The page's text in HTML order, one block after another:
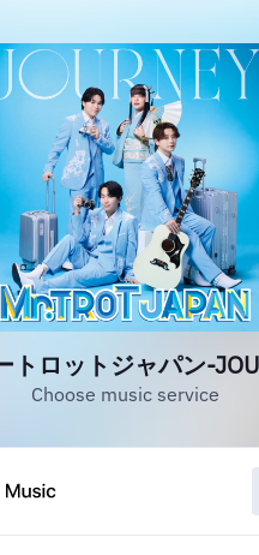
トロットジャパン-
Choose music service